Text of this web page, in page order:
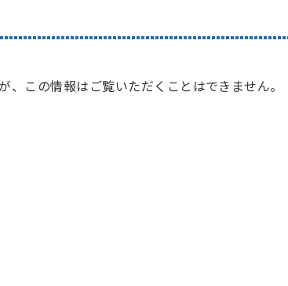
、この情報はご覧いただくことはできません。